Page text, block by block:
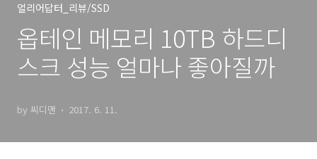
얼리어답터_리뷰/SSD
옵테인 메모리 10TB 하드디
스크 성능 얼마나 좋아질까
by 씨디맨 2017. 6. 11.